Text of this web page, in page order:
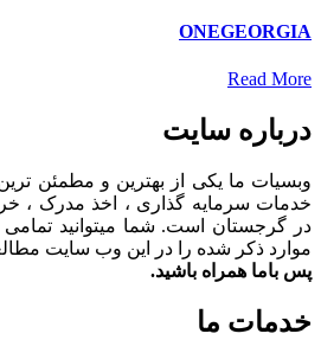
ONEGEORGIA
Read More
درباره سایت
وبسیات ما یکی از بهترین و مطمئن
خدمات سرمایه گذاری ، اخذ مدرک ،
در گرجستان است. شما میتوانید
موارد ذکر شده را در این وب سایت
پس باما همراه باشید.
خدمات ما